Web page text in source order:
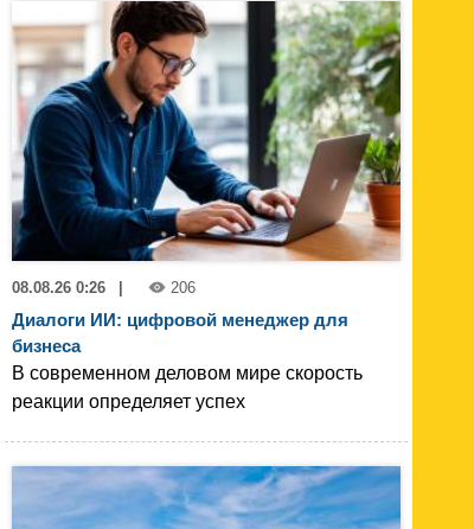
08.08.26 0:26 206
Диалоги ИИ: цифровой менеджер для
бизнеса
В современном деловом мире скорость
реакции определяет успех